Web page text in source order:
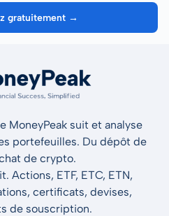
gratuitement →
MoneyPeak suit et analyse
portefeuilles. Du dépôt de
de crypto.
Actions, ETF, ETC, ETN,
certificats, devises,
de souscription.